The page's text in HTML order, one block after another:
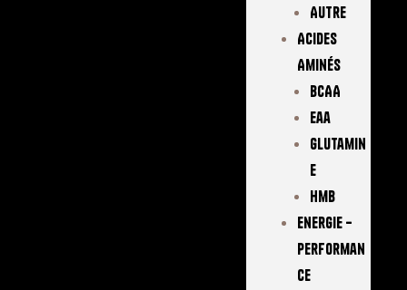
Autre
Acides
Aminés
BCAA
Eaa
Glutamin
E
Hmb
Energie –
Performan
Ce